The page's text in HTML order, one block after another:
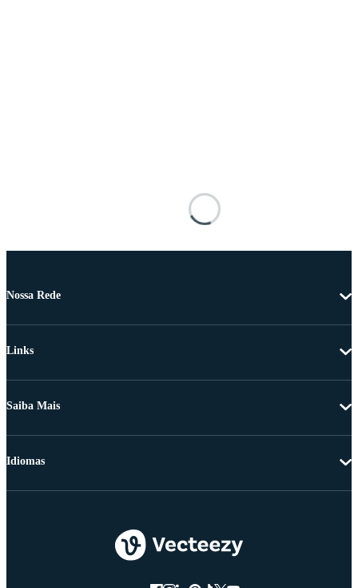
Nossa Rede
Links
Saiba Mais
Idiomas